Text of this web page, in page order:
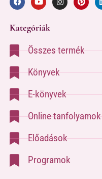
Kategóriák
Összes termék
Könyvek
E-könyvek
Online tanfolyamok
Előadások
Programok